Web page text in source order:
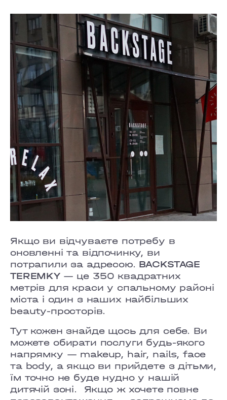
Якщо ви відчуваєте потребу в
оновленні та відпочинку, ви
потрапили за адресою. BACKSTAGE
TEREMKY — це 350 квадратних
метрів для краси у спальному районі
міста і один з наших найбільших
beauty-просторів.
Тут кожен знайде щось для себе. Ви
можете обирати послуги будь-якого
напрямку — makeup, hair, nails, face
та body, а якщо ви прийдете з дітьми,
їм точно не буде нудно у нашій
дитячій зоні. Якщо ж хочете повне